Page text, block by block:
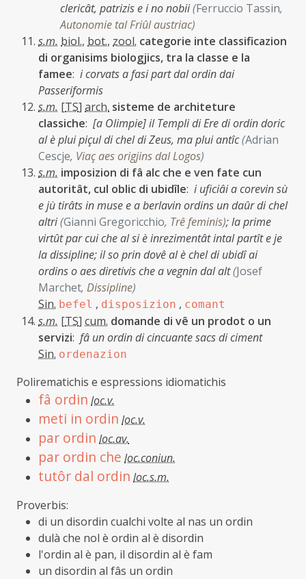
clericât, patrizis e i no nobii(Ferruccio Tassin,
Autonomie tal Friûl austriac)
s.m. biol., bot., zool. categorie inte classificazion
di organisims biologjics, tra la classe e la
famee: i corvats a fasi part dal ordin dai
Passeriformis
s.m. [TS] arch. sisteme de architeture
classiche: [a Olimpie] il Templi di Ere di ordin doric
al è plui piçul di chel di Zeus, ma plui antîc(Adrian
Cescje, Viaç aes origjins dal Logos)
s.m. imposizion di fâ alc che e ven fate cun
autoritât, cul oblic di ubidîle: i uficiâi a corevin sù
e jù tirâts in muse e a berlavin ordins un daûr di chel
altri(Gianni Gregoricchio, Trê feminis);la prime
virtût par cui che al si è inrezimentât intal partît e je
la dissipline; il so prin dovê al è chel di ubidî ai
ordins o aes diretivis che a vegnin dal alt(Josef
Marchet, Dissipline)
Sin. befel , disposizion , comant
s.m. [TS] cum. domande di vê un prodot o un
servizi: fâ un ordin di cincuante sacs di ciment
Sin. ordenazion
Polirematichis e espressions idiomatichis
fâ ordin loc.v.
meti in ordin loc.v.
par ordin loc.av.
par ordin che loc.coniun.
tutôr dal ordin loc.s.m.
Proverbis:
di un disordin cualchi volte al nas un ordin
dulà che nol è ordin al è disordin
l'ordin al è pan, il disordin al è fam
un disordin al fâs un ordin